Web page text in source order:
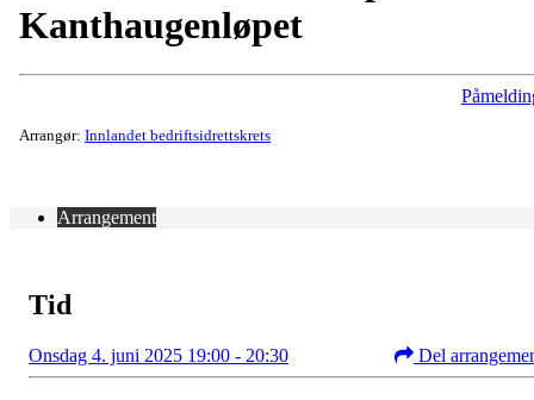
Kanthaugenløpet
Arrangør: Innlandet bedriftsidrettskrets
Arrangement
Tid
Onsdag 4. juni 2025 19:00 - 20:30 Del